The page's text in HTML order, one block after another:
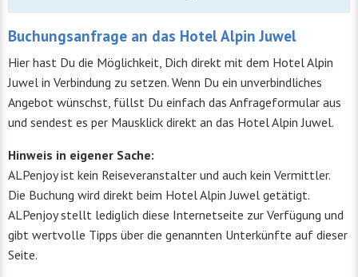
Buchungsanfrage an das Hotel Alpin Juwel
Hier hast Du die Möglichkeit, Dich direkt mit dem Hotel Alpin
Juwel in Verbindung zu setzen. Wenn Du ein unverbindliches
Angebot wünschst, füllst Du einfach das Anfrageformular aus
und sendest es per Mausklick direkt an das Hotel Alpin Juwel.
Hinweis in eigener Sache:
ALPenjoy ist kein Reiseveranstalter und auch kein Vermittler.
Die Buchung wird direkt beim Hotel Alpin Juwel getätigt.
ALPenjoy stellt lediglich diese Internetseite zur Verfügung und
gibt wertvolle Tipps über die genannten Unterkünfte auf dieser
Seite.